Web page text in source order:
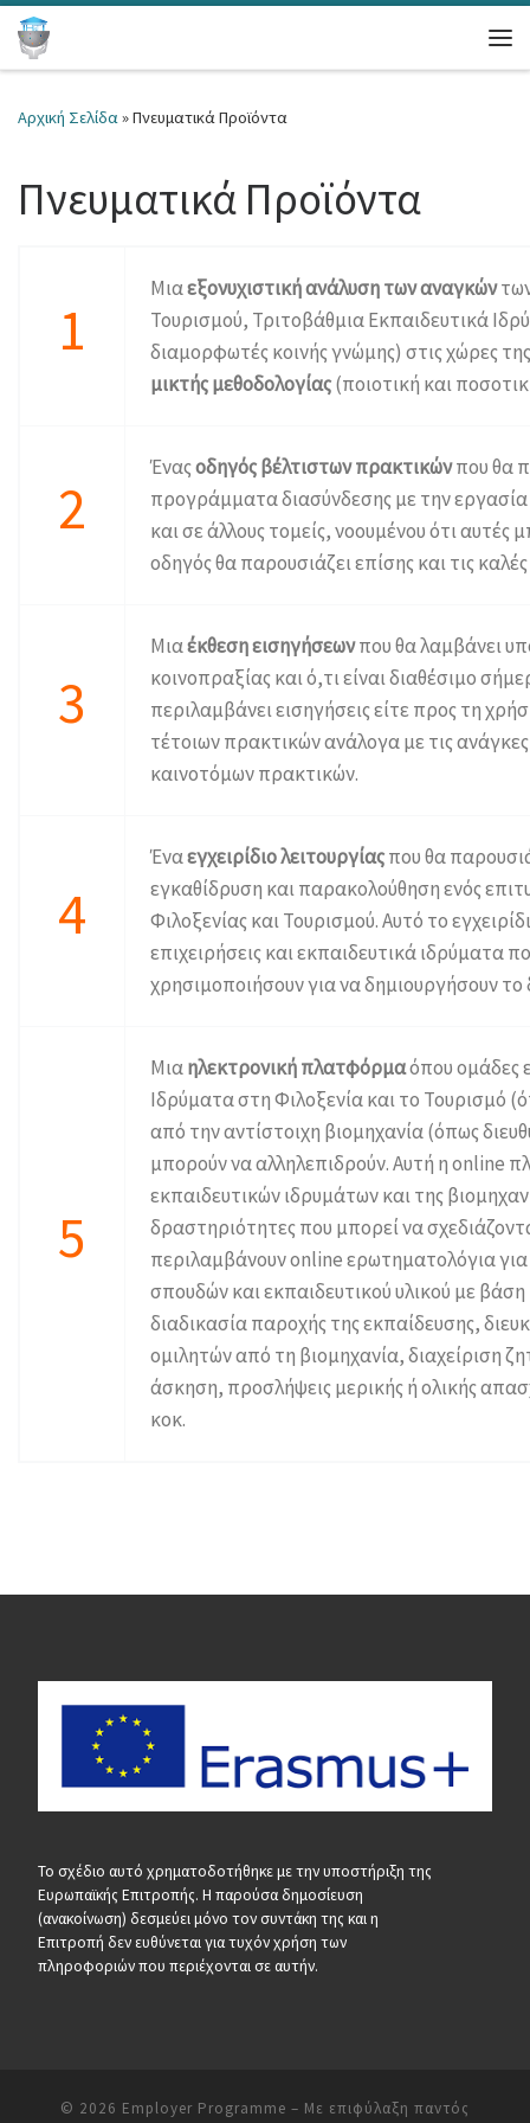
Μετάβαση στο περιεχόμενο
Αρχική Σελίδα»Πνευματικά Προϊόντα
Πνευματικά Προϊόντα
1
Μιαεξονυχιστική ανάλυση των αναγκών
Τουρισμού, Τριτοβάθμια Εκπαιδευτικά
διαμορφωτές κοινής γνώμης) στις χώρες
μικτής μεθοδολογίας(ποιοτική και
2
Έναςοδηγός βέλτιστων πρακτικώνπου θα
προγράμματα διασύνδεσης με την εργασία
και σε άλλους τομείς, νοουμένου ότι
οδηγός θα παρουσιάζει επίσης και τις
3
Μιαέκθεση εισηγήσεωνπου θα λαμβάνει
κοινοπραξίας και ό,τι είναι διαθέσιμο
περιλαμβάνει εισηγήσεις είτε προς τη
τέτοιων πρακτικών ανάλογα με τις
καινοτόμων πρακτικών.
4
Έναεγχειρίδιο λειτουργίαςπου θα
εγκαθίδρυση και παρακολούθηση ενός
Φιλοξενίας και Τουρισμού. Αυτό το
επιχειρήσεις και εκπαιδευτικά ιδρύματα
χρησιμοποιήσουν για να δημιουργήσουν
5
Μιαηλεκτρονική πλατφόρμαόπου ομάδες
Ιδρύματα στη Φιλοξενία και το Τουρισμό
από την αντίστοιχη βιομηχανία (όπως
μπορούν να αλληλεπιδρούν. Αυτή η online
εκπαιδευτικών ιδρυμάτων και της
δραστηριότητες που μπορεί να
περιλαμβάνουν online ερωτηματολόγια
σπουδών και εκπαιδευτικού υλικού με
διαδικασία παροχής της εκπαίδευσης,
ομιλητών από τη βιομηχανία, διαχείριση
άσκηση, προσλήψεις μερικής ή ολικής
κοκ.
Το σχέδιο αυτό χρηματοδοτήθηκε με την υποστήριξη της
Ευρωπαϊκής Επιτροπής. Η παρούσα δημοσίευση
(ανακοίνωση) δεσμεύει μόνο τον συντάκη της και η
Επιτροπή δεν ευθύνεται για τυχόν χρήση των
πληροφοριών που περιέχονται σε αυτήν.
© 2026 Employer Programme – Με επιφύλαξη παντός